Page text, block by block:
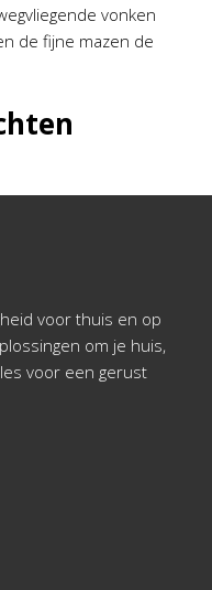
vonken
de fijne mazen de
voor thuis en op
om je huis,
voor een gerust